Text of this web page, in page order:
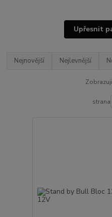
Upřesnit
Nejnovější Nejlevnější
strana